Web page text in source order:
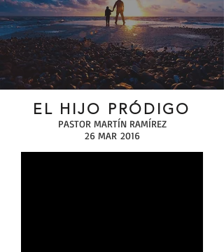
EL HIJO PRÓDIGO
PASTOR MARTÍN RAMÍREZ
26 MAR 2016